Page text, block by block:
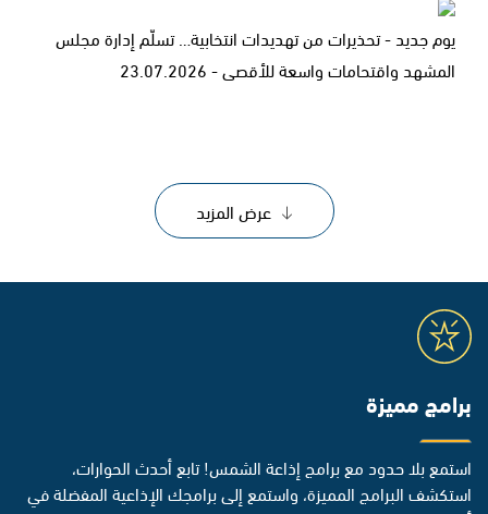
يوم جديد - تحذيرات من تهديدات انتخابية… تسلّم إدارة مجلس
المشهد واقتحامات واسعة للأقصى - 23.07.2026
عرض المزيد
برامج مميزة
استمع بلا حدود مع برامج إذاعة الشمس! تابع أحدث الحوارات،
استكشف البرامج المميزة، واستمع إلى برامجك الإذاعية المفضلة في